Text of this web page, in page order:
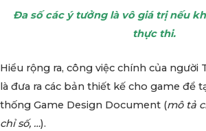
Đa số các ý tưởng là vô giá trị nếu
thực thi.
Hiểu rộng ra, công việc chính của người
là đưa ra các bản thiết kế cho game để
thống Game Design Document (mô tả
chỉ số, …).